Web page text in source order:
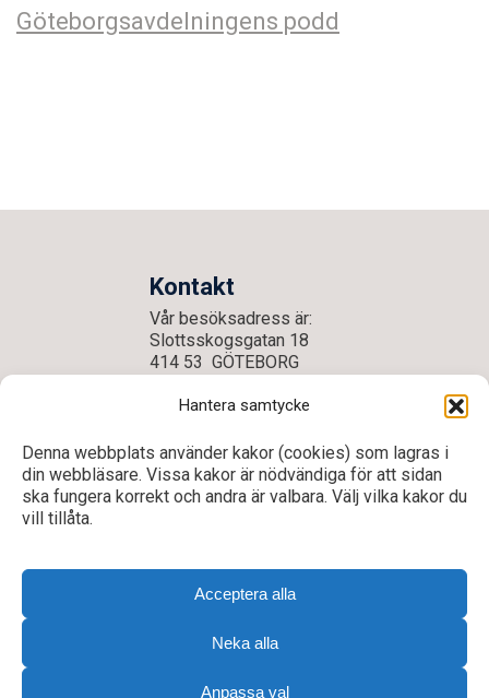
Hantera samtycke
Denna webbplats använder kakor (cookies) som lagras i
din webbläsare. Vissa kakor är nödvändiga för att sidan
ska fungera korrekt och andra är valbara. Välj vilka kakor du
vill tillåta.
Acceptera alla
Neka alla
Anpassa val
Göteborgsavdelningens podd
Kontakt
Vår besöksadress är:
Slottsskogsgatan 18
414 53 GÖTEBORG
E-post:goteborg@dhr.se
Tel: 031- 704 60 50
Till toppen
Integritetspolicy